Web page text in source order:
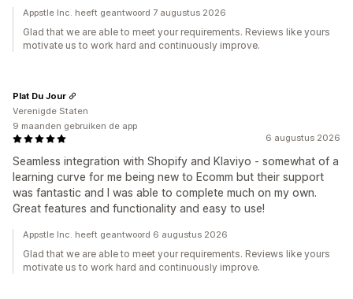
Appstle Inc. heeft geantwoord 7 augustus 2026
Glad that we are able to meet your requirements. Reviews like yours
motivate us to work hard and continuously improve.
6 augustus 2026
Seamless integration with Shopify and Klaviyo - somewhat of a
learning curve for me being new to Ecomm but their support
was fantastic and I was able to complete much on my own.
Great features and functionality and easy to use!
Plat Du Jour
Verenigde Staten
9 maanden gebruiken de app
Appstle Inc. heeft geantwoord 6 augustus 2026
Glad that we are able to meet your requirements. Reviews like yours
motivate us to work hard and continuously improve.